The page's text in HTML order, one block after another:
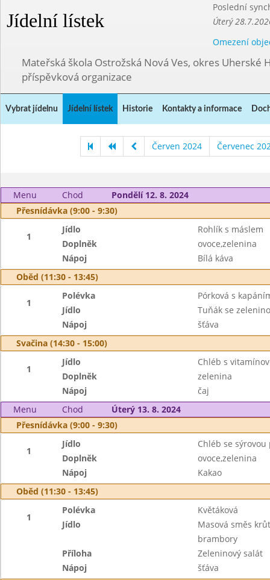
Jídelní lístek
Poslední
Úterý
Omezení
Mateřská škola Ostrožská Nová Ves, okres Uherské
příspěvková organizace
Vybrat jídelnu Jídelní lístek Historie Kontakty a informace
Červen 2024 Červenec
Menu Chod
Pondělí 12. 8. 2024
Přesnídávka (9:00 - 9:30)
1
Jídlo
Rohlík s máslem
Doplněk
ovoce,zelenina
Nápoj
Bílá káva
Oběd (11:30 - 13:45)
1
Polévka
Pórková s
Jídlo
Tuňák se
Nápoj
šťáva
Svačina (14:30 - 15:00)
1
Jídlo
Chléb s
Doplněk
zelenina
Nápoj
čaj
Menu
Chod
Úterý 13. 8. 2024
Přesnídávka (9:00 - 9:30)
1
Jídlo
Chléb se
Doplněk
ovoce,zelenina
Nápoj
Kakao
Oběd (11:30 - 13:45)
1
Polévka
Květáková
Jídlo
Masová směs
brambory
Příloha
Zeleninový salát
Nápoj
šťáva